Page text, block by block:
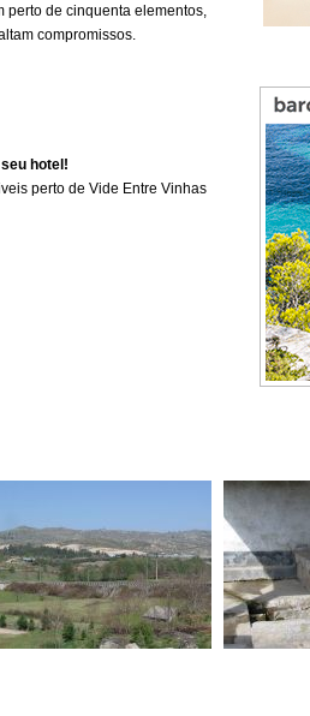
perto de cinquenta elementos,
compromissos.
hotel!
perto de Vide Entre Vinhas